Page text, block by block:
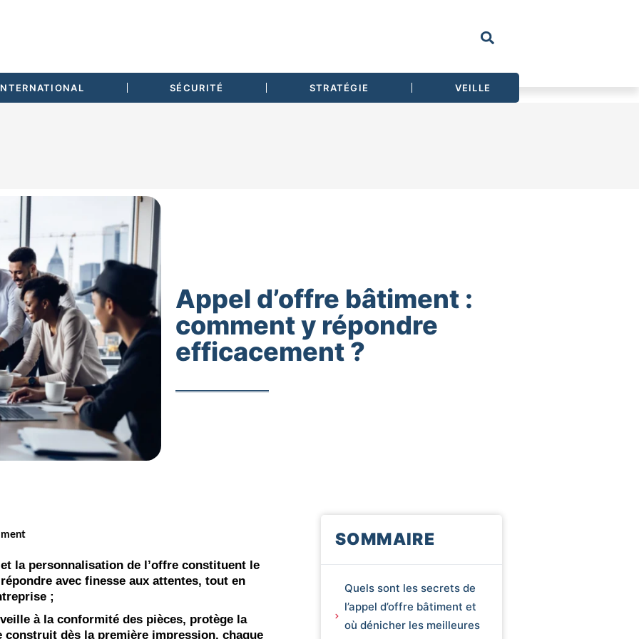
SÉCURITÉ STRATÉGIE VEILLE
Appel d’offre bâtiment :
comment y répondre
efficacement ?
la personnalisation de l’offre constituent le
avec finesse aux attentes, tout en
;
à la conformité des pièces, protège la
dès la première impression, chaque
SOMMAIRE
Quels sont les secrets de
l’appel d’offre bâtiment et
où dénicher les meilleures